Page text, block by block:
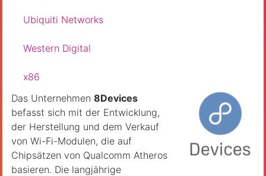
Ubiquiti Networks
Western Digital
x86
Das Unternehmen 8Devices
befasst sich mit der Entwicklung,
der Herstellung und dem Verkauf
von Wi-Fi-Modulen, die auf
Chipsätzen von Qualcomm Atheros
basieren. Die langjährige